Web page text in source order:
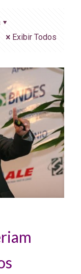
Exibir Todos